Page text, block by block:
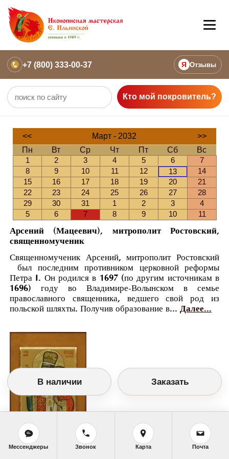
+7 (800) 333-00-37 Я Отзывы
Кто мой покровитель?
<< Март - 2032
>>
Пн
Вт Ср Чт Пт Сб
Вс
1
2 3 4 5 6
7
8
9 10 11 12 13
14
15
16 17 18 19 20
21
22
23 24 25 26 27
28
29
30 31 1 2 3
4
5
6 7 8 9 10 11
Арсений (Мацеевич), митрополит Ростовский,
священномученик
Священномученик Арсений, митрополит Ростовский
был последним противником церковной реформы
Петра I. Он родился в 1697 (по другим источникам в
1696) году во Владимире-Волынском в семье
православного священника, ведшего свой род из
польской шляхты. Получив образование в... Далее...
В наличии Заказать
Мессенджеры Звонок Карта Почта